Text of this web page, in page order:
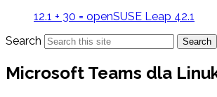
12.1 + 30 = openSUSE Leap 42.1
Search
Search
Microsoft Teams dla